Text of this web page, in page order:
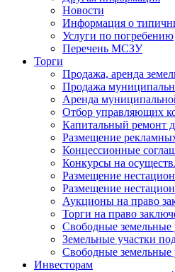
Новости
Информация о
Услуги по погребению
Перечень МСЗУ
Торги
Продажа, аренда
Продажа
Аренда
Отбор управляющих
Капитальный ремонт
Размещение
Концессионные
Конкурсы на
Размещение
Размещение
Аукционы на право
Торги на право
Свободные земельные
Земельные участки
Свободные земельные
Инвесторам